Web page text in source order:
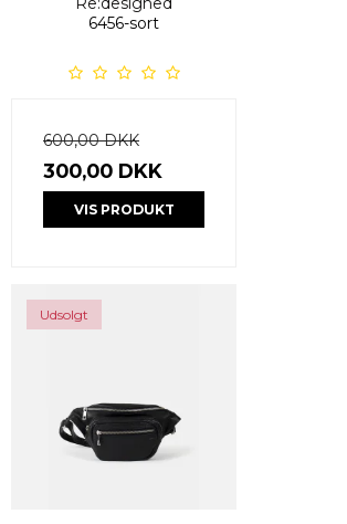
6456-sort
600,00 DKK
300,00 DKK
VIS PRODUKT
Udsolgt